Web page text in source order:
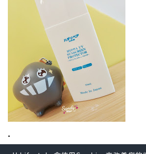
.
白冰姬 幹細胞活肌美白防曬乳